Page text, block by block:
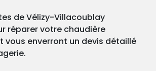
de Vélizy-Villacoublay
réparer votre chaudière
vous enverront un devis détaillé